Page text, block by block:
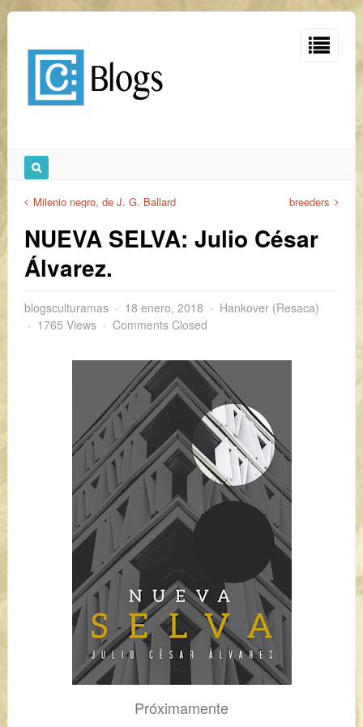
Milenio negro, de J. G. Ballard breeders
NUEVA SELVA: Julio César
Álvarez.
blogsculturamas 18 enero, 2018
Hankover (Resaca)
1765 Views
Comments Closed
Próximamente